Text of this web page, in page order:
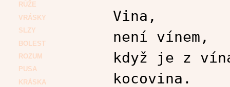
RŮŽE
VRÁSKY
SLZY
BOLEST
ROZUM
PUSA
KRÁSKA
Vina,
není vínem,
když je z
kocovina.